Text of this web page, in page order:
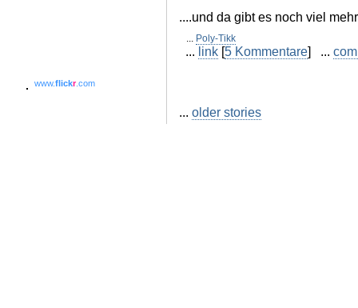
www.flickr.com
....und da gibt es noch viel
... Poly-Tikk
... link [5 Kommentare] ...
... older stories